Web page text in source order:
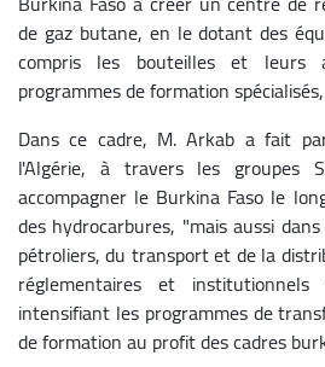
de gaz butane, en le dotant des
compris les bouteilles et leurs
programmes de formation
Dans ce cadre, M. Arkab a fait
l'Algérie, à travers les groupes
accompagner le Burkina Faso le
des hydrocarbures, "mais aussi
pétroliers, du transport et de la
réglementaires et
intensifiant les programmes de
de formation au profit des cadres